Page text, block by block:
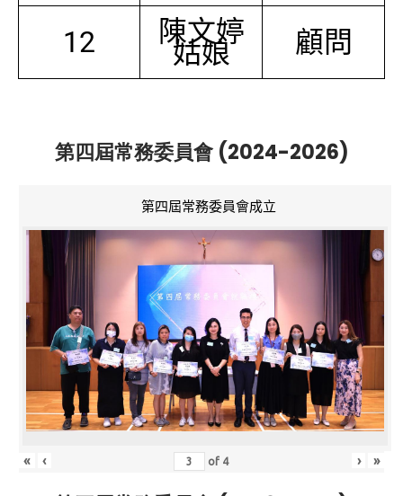
12 陳文婷
姑娘 顧問
第四屆常務委員會 (2024-2026)
第四屆常務委員會成立
« ‹ of 4 › »